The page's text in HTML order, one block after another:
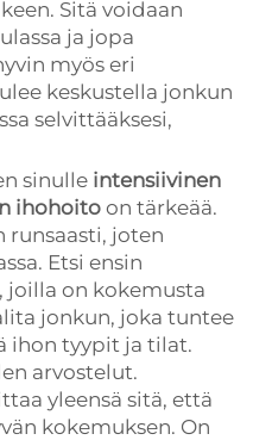
Sitä voidaan
ja jopa
myös eri
keskustella jonkun
selvittääksesi,
sinulle intensiivinen
ihohoito on tärkeää.
runsaasti, joten
Etsi ensin
joilla on kokemusta
jonkun, joka tuntee
ihon tyypit ja tilat.
arvostelut.
yleensä sitä, että
kokemuksen. On